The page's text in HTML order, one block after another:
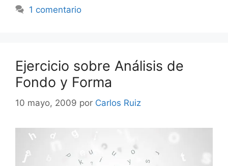
1 comentario
Ejercicio sobre Análisis de
Fondo y Forma
10 mayo, 2009 por Carlos Ruiz